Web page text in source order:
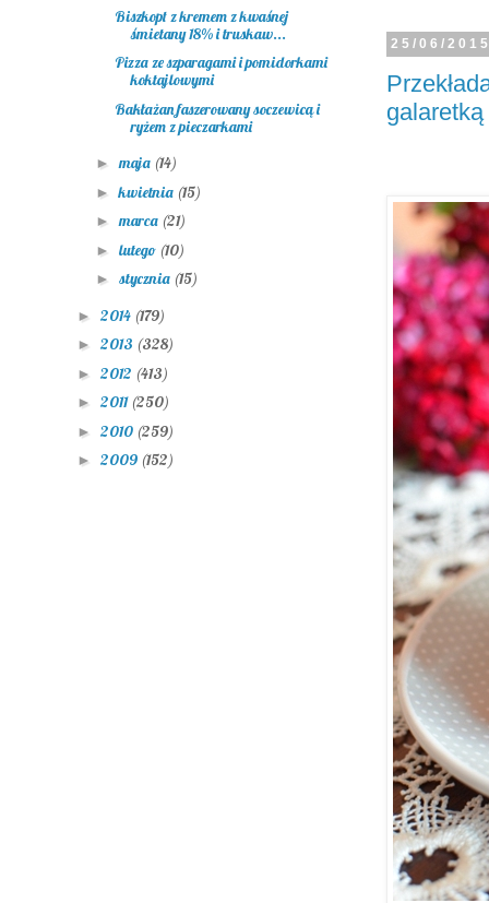
25/06/
galaretką
Biszkopt z kremem z kwaśnej
śmietany 18% i truskaw...
Pizza ze szparagami i pomidorkami
koktajlowymi
Bakłażan faszerowany soczewicą i
ryżem z pieczarkami
►maja (14)
►kwietnia (15)
►marca (21)
► lutego (10)
► stycznia (15)
► 2014 (179)
► 2013 (328)
► 2012 (413)
► 2011 (250)
► 2010 (259)
► 2009 (152)